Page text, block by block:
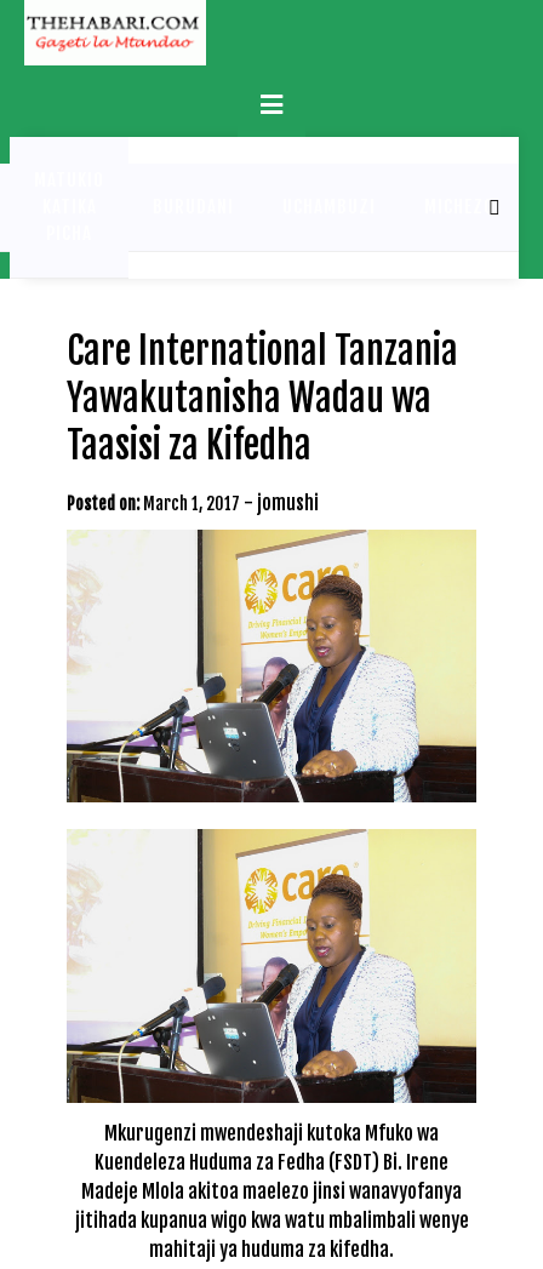
Skip
content
Primary
Menu
MICHEZO
Care International Tanzania
Yawakutanisha Wadau wa
Taasisi za Kifedha
Posted on: March 1, 2017 - jomushi
Mkurugenzi mwendeshaji kutoka Mfuko wa
Kuendeleza Huduma za Fedha (FSDT) Bi. Irene
Madeje Mlola akitoa maelezo jinsi wanavyofanya
jitihada kupanua wigo kwa watu mbalimbali wenye
mahitaji ya huduma za kifedha.